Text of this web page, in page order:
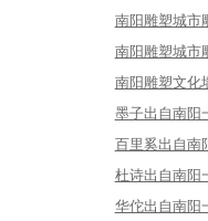
南阳雕塑城市
南阳雕塑城市
南阳雕塑文化
墨子出自南阳
百里奚出自南
杜诗出自南阳
华佗出自南阳